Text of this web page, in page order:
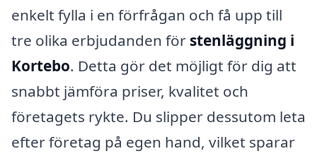
enkelt fylla i en förfrågan och få upp till
tre olika erbjudanden för stenläggning i
Kortebo. Detta gör det möjligt för dig att
snabbt jämföra priser, kvalitet och
företagets rykte. Du slipper dessutom leta
efter företag på egen hand, vilket sparar